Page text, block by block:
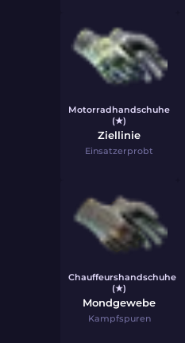
Motorradhandschuhe
(★)
Ziellinie
Einsatzerprobt
Chauffeurshandschuhe
(★)
Mondgewebe
Kampfspuren